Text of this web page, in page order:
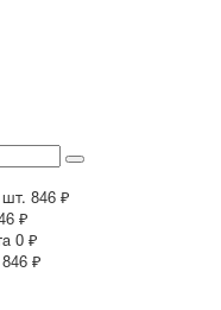
шт. 846 ₽
₽
0 ₽
846 ₽